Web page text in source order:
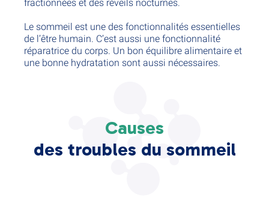
fractionnées et des réveils nocturnes.
Le sommeil est une des fonctionnalités essentielles
de l’être humain. C’est aussi une fonctionnalité
réparatrice du corps. Un bon équilibre alimentaire et
une bonne hydratation sont aussi nécessaires.
Causes
des troubles du sommeil